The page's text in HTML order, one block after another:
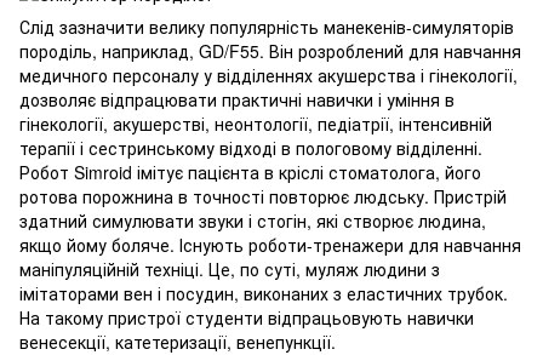
Слід зазначити велику популярність манекенів-симуляторів
породіль, наприклад, GD/F55. Він розроблений для навчання
медичного персоналу у відділеннях акушерства і гінекології,
дозволяє відпрацювати практичні навички і уміння в
гінекології, акушерстві, неонтології, педіатрії, інтенсивній
терапії і сестринському відході в пологовому відділенні.
Робот Simroid імітує пацієнта в кріслі стоматолога, його
ротова порожнина в точності повторює людську. Пристрій
здатний симулювати звуки і стогін, які створює людина,
якщо йому боляче. Існують роботи-тренажери для навчання
маніпуляційній техніці. Це, по суті, муляж людини з
імітаторами вен і посудин, виконаних з еластичних трубок.
На такому пристрої студенти відпрацьовують навички
венесекції, катетеризації, венепункції.